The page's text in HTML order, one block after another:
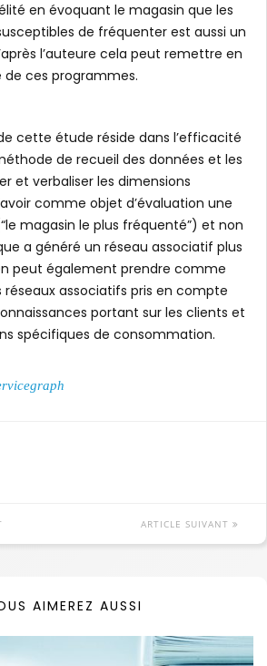
en évoquant le magasin que les
de fréquenter est aussi un
l’auteure cela peut remettre en
ces programmes.
cette étude réside dans l’efficacité
de recueil des données et les
et verbaliser les dimensions
comme objet d’évaluation une
magasin le plus fréquenté”) et non
a généré un réseau associatif plus
peut également prendre comme
associatifs pris en compte
portant sur les clients et
spécifiques de consommation.
ARTICLE SUIVANT
AIMEREZ AUSSI